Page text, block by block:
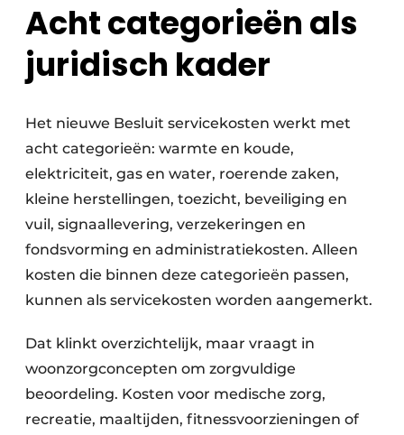
Acht categorieën als
juridisch kader
Het nieuwe Besluit servicekosten werkt met
acht categorieën: warmte en koude,
elektriciteit, gas en water, roerende zaken,
kleine herstellingen, toezicht, beveiliging en
vuil, signaallevering, verzekeringen en
fondsvorming en administratiekosten. Alleen
kosten die binnen deze categorieën passen,
kunnen als servicekosten worden aangemerkt.
Dat klinkt overzichtelijk, maar vraagt in
woonzorgconcepten om zorgvuldige
beoordeling. Kosten voor medische zorg,
recreatie, maaltijden, fitnessvoorzieningen of